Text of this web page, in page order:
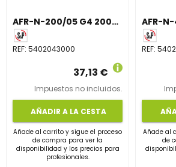
AFR-N-200/05 G4 200X255X48 MARCO METALICO
REF: 5402043000
37,13 €
Impuestos no incluidos.
AÑADIR A LA CESTA
Añade al carrito y sigue el proceso
de compra para ver la
disponibilidad y los precios para
profesionales.
REF:
Añade al
de